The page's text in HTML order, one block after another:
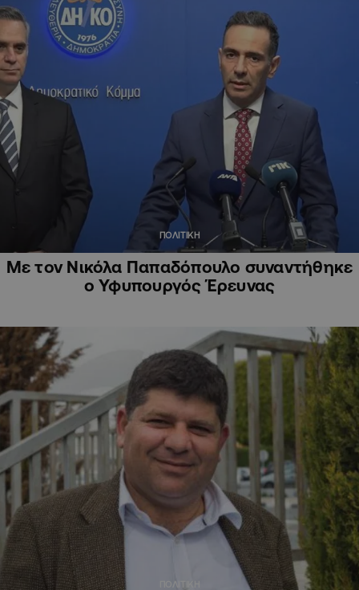
ΠΟΛΙΤΙΚΗ
Με τον Νικόλα Παπαδόπουλο συναντήθηκε
ο Υφυπουργός Έρευνας
ΠΟΛΙΤΙΚΗ